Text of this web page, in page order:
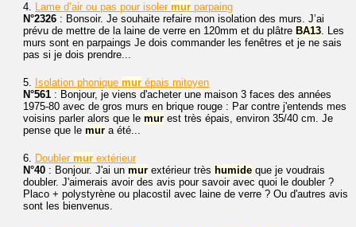
4. Lame d’air ou pas pour isoler mur parpaing
N°2326 : Bonsoir. Je souhaite refaire mon isolation des murs. J’ai
prévu de mettre de la laine de verre en 120mm et du plâtre BA13. Les
murs sont en parpaings Je dois commander les fenêtres et je ne sais
pas si je dois prendre...
5. Isolation phonique mur épais mitoyen
N°561 : Bonjour, je viens d'acheter une maison 3 faces des années
1975-80 avec de gros murs en brique rouge : Par contre j'entends mes
voisins parler alors que le mur est très épais, environ 35/40 cm. Je
pense que le mur a été...
6. Doubler mur extérieur
N°40 : Bonjour. J'ai un mur extérieur très humide que je voudrais
doubler. J'aimerais avoir des avis pour savoir avec quoi le doubler ?
Placo + polystyrène ou placostil avec laine de verre ? Ou d'autres avis
sont les bienvenus.